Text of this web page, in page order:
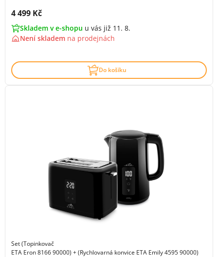
Cena s DPH:
4 499 Kč
Skladem v e-shopu u vás již 11. 8.
Není skladem na prodejnách
Do košíku
Set (Topinkovač
ETA Eron 8166 90000) + (Rychlovarná konvice ETA Emily 4595 90000)